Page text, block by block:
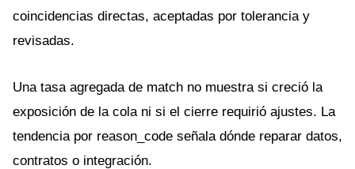
coincidencias directas, aceptadas por tolerancia y
revisadas.
Una tasa agregada de match no muestra si creció la
exposición de la cola ni si el cierre requirió ajustes. La
tendencia por reason_code señala dónde reparar datos,
contratos o integración.